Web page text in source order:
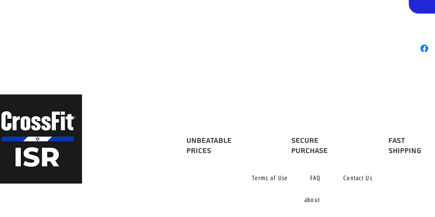
Unbeatable
prices
Secure
purchase
Fast
Shipping
Terms of Use FAQ Contact Us
about